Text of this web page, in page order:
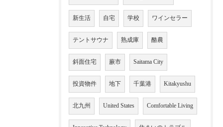
新生活 自宅 学校 ワインセラー
テントサウナ 熟成庫 酪農
斜面住宅 蕨市 Saitama City
投資物件 地下 千葉港 Kitakyushu
北九州 United States Comfortable Living